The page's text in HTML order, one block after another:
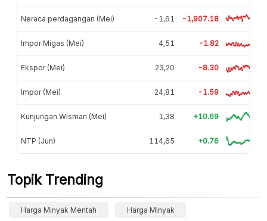
Neraca perdagangan (Mei) -1,61 -1,907.18
Impor Migas (Mei) 4,51 -1.82
Ekspor (Mei) 23,20 -8.30
Impor (Mei) 24,81 -1.59
Kunjungan Wisman (Mei) 1,38 +10.69
NTP (Jun) 114,65 +0.76
Topik Trending
Harga Minyak Mentah Harga Minyak